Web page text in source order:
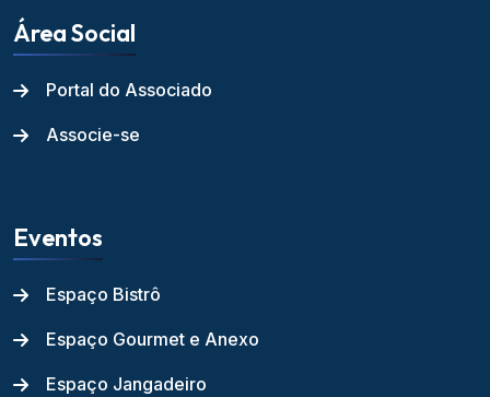
Área Social
Portal do Associado
Associe-se
Eventos
Espaço Bistrô
Espaço Gourmet e Anexo
Espaço Jangadeiro